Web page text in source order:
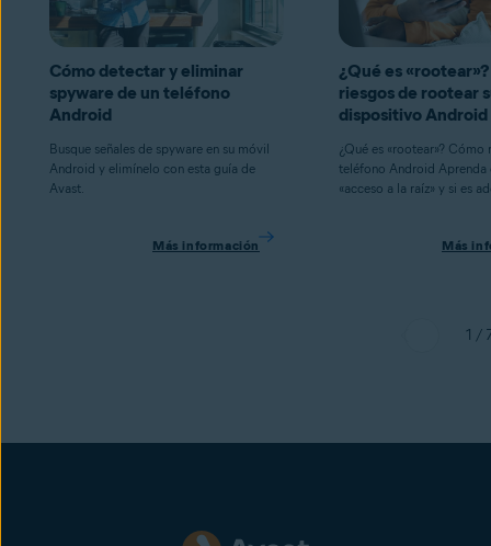
Cómo detectar y eliminar
spyware de un teléfono
Android
Busque señales de spyware en su móvil
Android y elimínelo con esta guía de
Avast.
Más información
¿Qué es
riesgos de rootear
dispositivo Android
¿Qué es «rootear»? Cómo
teléfono Android Aprenda
«acceso a la raíz» y si es
Más
1 /